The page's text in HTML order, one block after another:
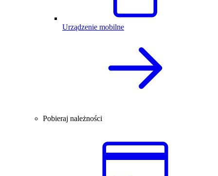
Urządzenie mobilne
Pobieraj należności